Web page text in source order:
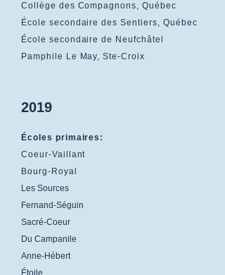
Collège des Compagnons, Québec
École secondaire des Sentiers, Québec
École secondaire de Neufchâtel
Pamphile Le May, Ste-Croix
2019
Écoles primaires:
Coeur-Vaillant
Bourg-Royal
Les Sources
Fernand-Séguin
Sacré-Coeur
Du Campanile
Anne-Hébert
Étoile